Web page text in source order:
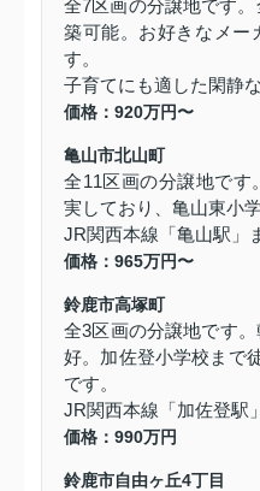
全7区画の分譲地です
築可能。お好きなメー
す。
子育てにも適した閑静
価格：920万円〜
亀山市北山町
全11区画の分譲地です
実しており、亀山東小
JR関西本線「亀山駅」
価格：965万円〜
鈴鹿市高塚町
全3区画の分譲地です
好。加佐登小学校まで
です。
JR関西本線「加佐登駅
価格：990万円
鈴鹿市自由ヶ丘4丁目